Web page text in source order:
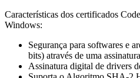
Características dos certificados
Windows:
Segurança para softwares e
bits) através de uma
Assinatura digital de drivers